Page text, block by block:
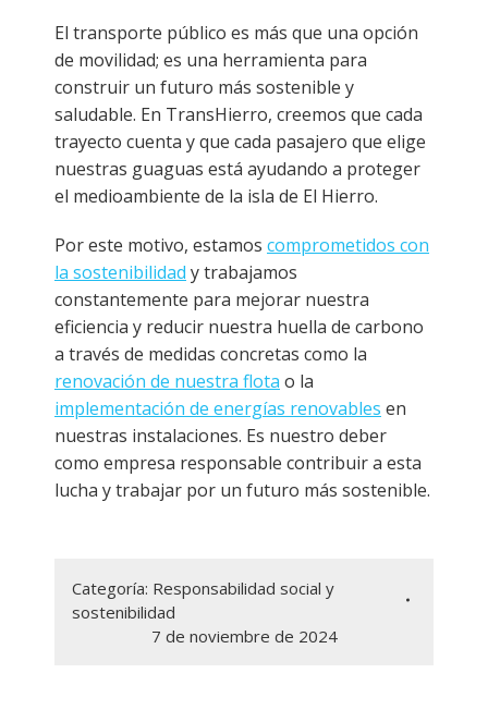
El transporte público es más que una opción
de movilidad; es una herramienta para
construir un futuro más sostenible y
saludable. En TransHierro, creemos que cada
trayecto cuenta y que cada pasajero que elige
nuestras guaguas está ayudando a proteger
el medioambiente de la isla de El Hierro.
Por este motivo, estamos comprometidos con
la sostenibilidad y trabajamos
constantemente para mejorar nuestra
eficiencia y reducir nuestra huella de carbono
a través de medidas concretas como la
renovación de nuestra flota o la
implementación de energías renovables en
nuestras instalaciones. Es nuestro deber
como empresa responsable contribuir a esta
lucha y trabajar por un futuro más sostenible.
Categoría: Responsabilidad social y
sostenibilidad
7 de noviembre de 2024